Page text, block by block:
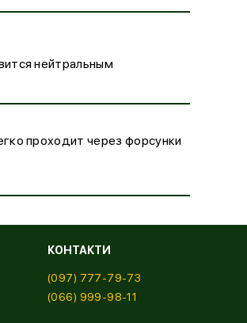
нейтральным
проходит через форсунки
КОНТАКТИ
(097) 777-79-73
(066) 999-98-11